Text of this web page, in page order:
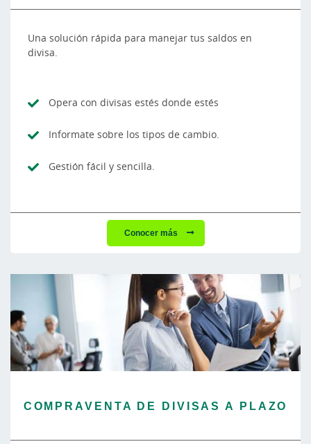
Una solución rápida para manejar tus saldos en
divisa.
Opera con divisas estés donde estés
Informate sobre los tipos de cambio.
Gestión fácil y sencilla.
Conocer más
COMPRAVENTA DE DIVISAS A PLAZO